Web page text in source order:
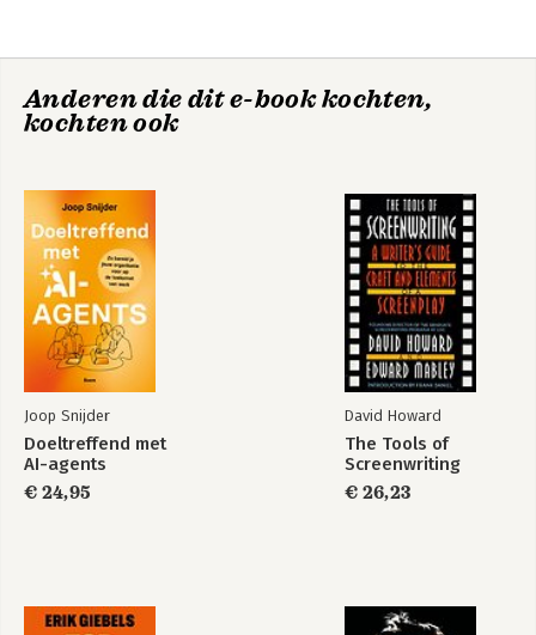
Hoog spel
Bekijk alle boeken
Anderen die dit e-book kochten,
kochten ook
Joop Snijder
Doeltreffend met
AI-agents
€ 24,95
David Howard
The Tools of
Screenwriting
€ 26,23